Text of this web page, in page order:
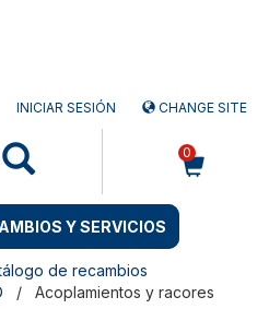
INICIAR SESIÓN CHANGE SITE
0
Y SERVICIOS
de recambios
Acoplamientos y racores